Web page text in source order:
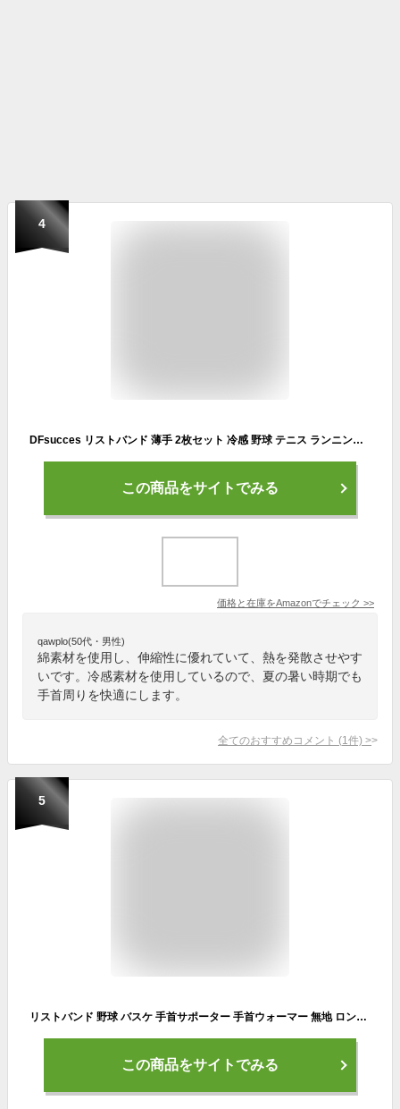
4
DFsucces リストバンド 薄手 2枚セット 冷感 野球 テニス ランニングの汗吸収 速乾 通気性 ロング ショート スポーツ ヨガ 筋トレ スポーツ用 夏の日焼け防止対策 男女兼用 (ブラック, 12cm)
この商品をサイトでみる
価格と在庫をAmazonでチェック >>
qawplo(50代・男性)
綿素材を使用し、伸縮性に優れていて、熱を発散させやす
いです。冷感素材を使用しているので、夏の暑い時期でも
手首周りを快適にします。
全てのおすすめコメント (1 件) >
5
リストバンド 野球 バスケ 手首サポーター 手首ウォーマー 無地 ロング 腱鞘炎 レディース メンズ 温かい おしゃれ 防寒 両手用2個入 ひんやり 汗 ランニング ウォーキング アウトドア スポーツ
この商品をサイトでみる